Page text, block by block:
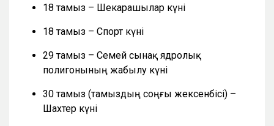
18 тамыз – Шекарашылар күні
18 тамыз – Спорт күні
29 тамыз – Семей сынақ ядролық
полигонының жабылу күні
30 тамыз (тамыздың соңғы жексенбісі) –
Шахтер күні